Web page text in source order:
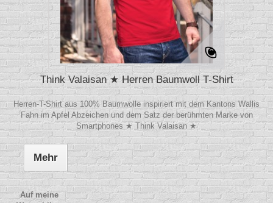
Think Valaisan ★ Herren Baumwoll T-Shirt
Herren-T-Shirt aus 100% Baumwolle inspiriert mit dem Kantons Wallis
Fahn im Apfel Abzeichen und dem Satz der berühmten Marke von
Smartphones ★ Think Valaisan ★
Mehr
Auf meine